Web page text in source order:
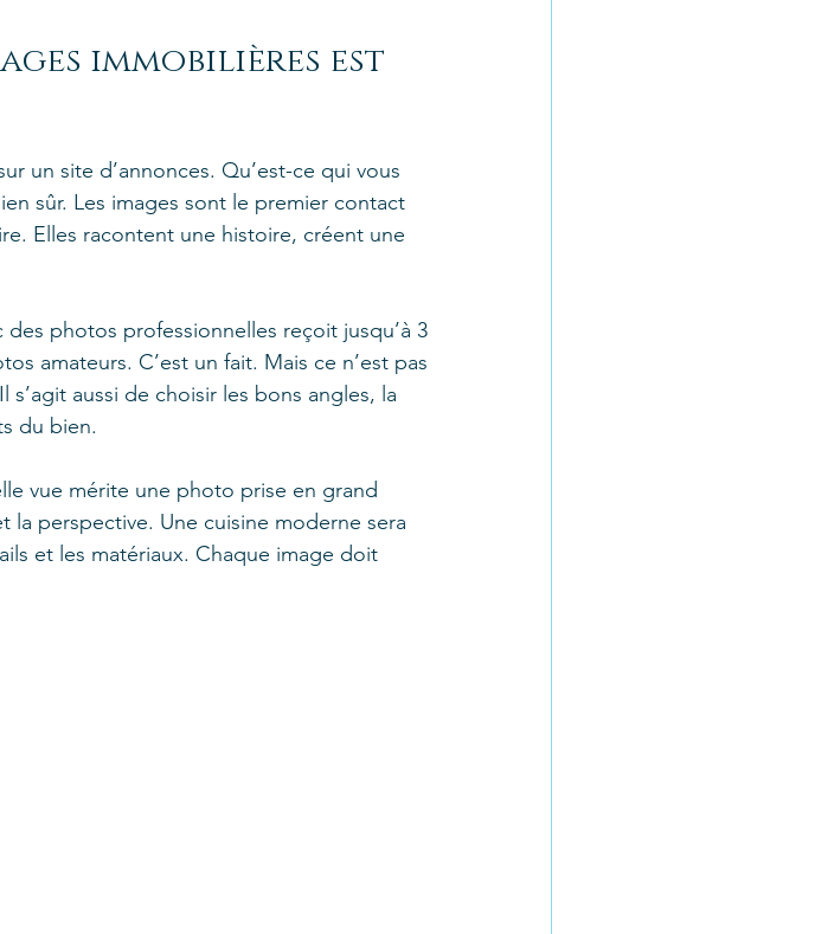
immobilières est
un site d’annonces. Qu’est-ce qui vous
sûr. Les images sont le premier contact
Elles racontent une histoire, créent une
photos professionnelles reçoit jusqu’à 3
amateurs. C’est un fait. Mais ce n’est pas
aussi de choisir les bons angles, la
du bien.
vue mérite une photo prise en grand
la perspective. Une cuisine moderne sera
et les matériaux. Chaque image doit